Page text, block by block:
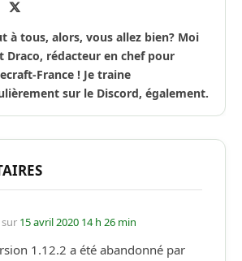
à tous, alors, vous allez bien? Moi
Draco, rédacteur en chef pour
France ! Je traine
sur le Discord, également.
sur 15 avril 2020 14 h 26 min
1.12.2 a été abandonné par